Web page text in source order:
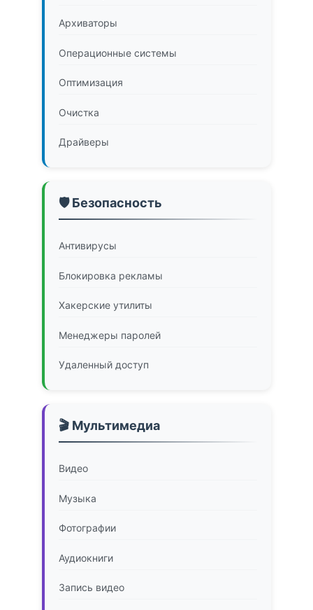
Архиваторы
Операционные системы
Оптимизация
Очистка
Драйверы
🛡️ Безопасность
Антивирусы
Блокировка рекламы
Хакерские утилиты
Менеджеры паролей
Удаленный доступ
🎬 Мультимедиа
Видео
Музыка
Фотографии
Аудиокниги
Запись видео